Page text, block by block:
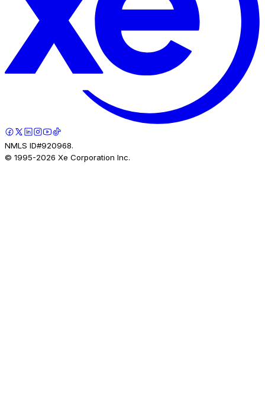
NMLS ID#920968.
© 1995-2026 Xe Corporation Inc.